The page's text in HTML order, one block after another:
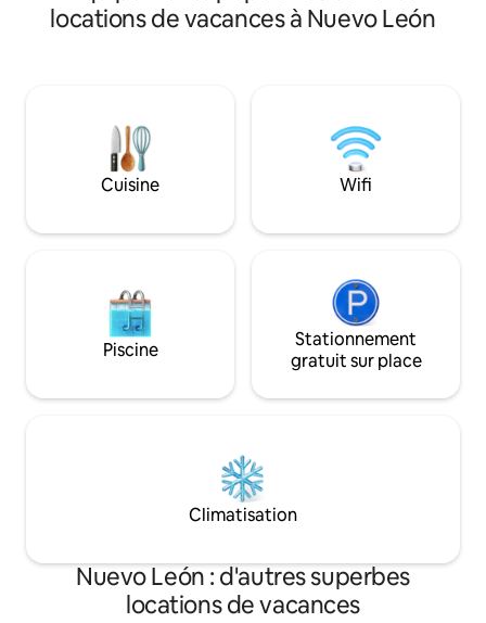
événements). Situé dans une zone
facilement accessible et sécurisée.
complète, TV et terrasse (fauteuils)
Partie haute : chambre, lit queen size,
télévision, minibar et bureau Piscine,
salle de sport et salle de réunion
comme jamais
expérience de
locations de vacances à Nuevo León
Cuisine Wifi
Piscine
Stationnement
gratuit sur place
Climatisation
Nuevo León : d'autres superbes
locations de vacances